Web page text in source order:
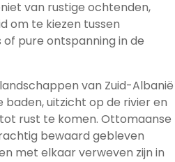
van rustige ochtenden,
om te kiezen tussen
pure ontspanning in de
van Zuid-Albanië
uitzicht op de rivier en
rust te komen. Ottomaanse
bewaard gebleven
met elkaar verweven zijn in